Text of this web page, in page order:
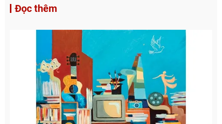
Đọc thêm